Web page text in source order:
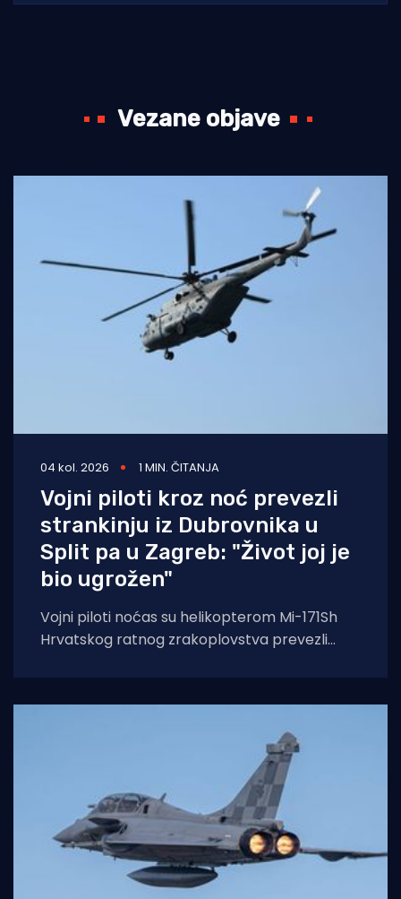
Vezane objave
04 kol. 2026 1 MIN. ČITANJA
Vojni piloti kroz noć prevezli
strankinju iz Dubrovnika u
Split pa u Zagreb: "Život joj je
bio ugrožen"
Vojni piloti noćas su helikopterom Mi-171Sh
Hrvatskog ratnog zrakoplovstva prevezli